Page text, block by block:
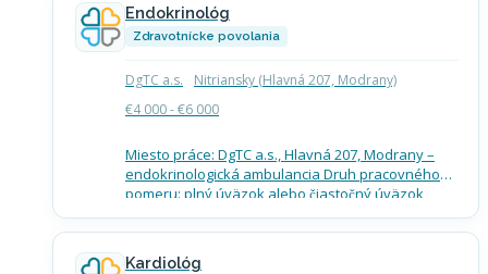
Endokrinológ
Zdravotnícke povolania
DgTC a.s.
Nitriansky (Hlavná 207, Modrany)
€4 000 - €6 000
Miesto práce: DgTC a.s., Hlavná 207, Modrany –
endokrinologická ambulancia Druh pracovného
pomeru: plný úväzok alebo čiastočný úväzok
Termín nástupu: ASAP Mzdové podmienky
(brutto): lekár so špecializáciou endokrinológia od
6000,-…
Kardiológ